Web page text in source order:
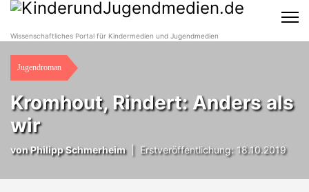
Wissenschaftliches Portal für Kindermedien und Jugendmedien
Jugendroman
Kromhout, Rindert: Anders als
wir
vonPhilipp Schmerheim| Erstveröffentlichung: 18.10.2019